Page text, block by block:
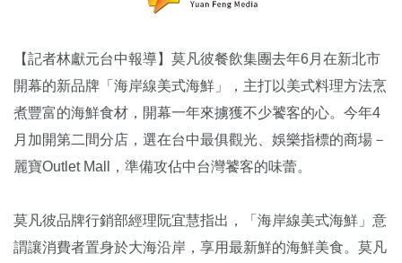
【記者林獻元台中報導】莫凡彼餐飲集團去年6月在新北市
開幕的新品牌「海岸線美式海鮮」，主打以美式料理方法烹
煮豐富的海鮮食材，開幕一年來擄獲不少饕客的心。今年4
月加開第二間分店，選在台中最俱觀光、娛樂指標的商場－
麗寶Outlet Mall，準備攻佔中台灣饕客的味蕾。
莫凡彼品牌行銷部經理阮宜慧指出，「海岸線美式海鮮」意
謂讓消費者置身於大海沿岸，享用最新鮮的海鮮美食。莫凡